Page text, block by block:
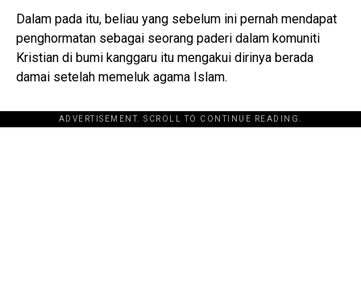
Dalam pada itu, beliau yang sebelum ini pernah mendapat
penghormatan sebagai seorang paderi dalam komuniti
Kristian di bumi kanggaru itu mengakui dirinya berada
damai setelah memeluk agama Islam.
ADVERTISEMENT. SCROLL TO CONTINUE READING.